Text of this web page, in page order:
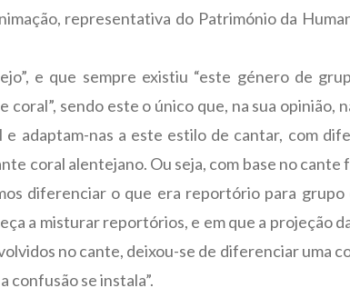
representativa do Património da
e que sempre existiu “este género de
sendo este o único que, na sua opinião,
adaptam-nas a este estilo de cantar, com
coral alentejano. Ou seja, com base no cante
diferenciar o que era reportório para
a misturar reportórios, e em que a projeção
no cante, deixou-se de diferenciar uma
confusão se instala”.